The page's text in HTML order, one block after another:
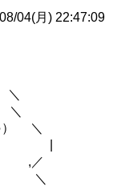
04(月) 22:47:09
＼
|